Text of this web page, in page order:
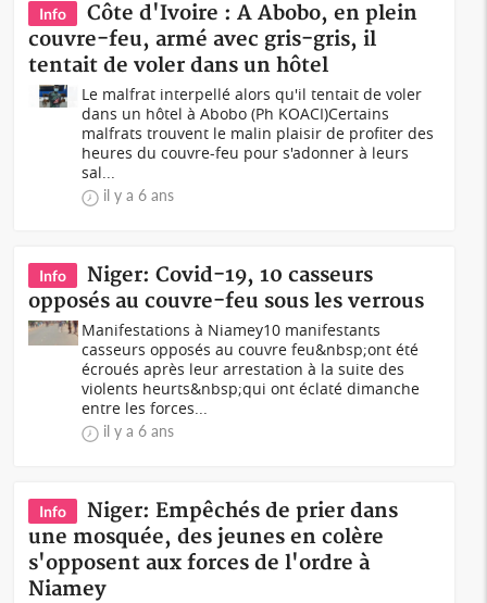
Info
Côte d'Ivoire : A Abobo, en plein
couvre-feu, armé avec gris-gris, il
tentait de voler dans un hôtel
Le malfrat interpellé alors qu'il tentait de voler
dans un hôtel à Abobo (Ph KOACI)Certains
malfrats trouvent le malin plaisir de profiter des
heures du couvre-feu pour s'adonner à leurs
sal...
il y a 6 ans
Info
Niger: Covid-19, 10 casseurs
opposés au couvre-feu sous les verrous
Manifestations à Niamey10 manifestants
casseurs opposés au couvre feu&nbsp;ont été
écroués après leur arrestation à la suite des
violents heurts&nbsp;qui ont éclaté dimanche
entre les forces...
il y a 6 ans
Info
Niger: Empêchés de prier dans
une mosquée, des jeunes en colère
s'opposent aux forces de l'ordre à
Niamey